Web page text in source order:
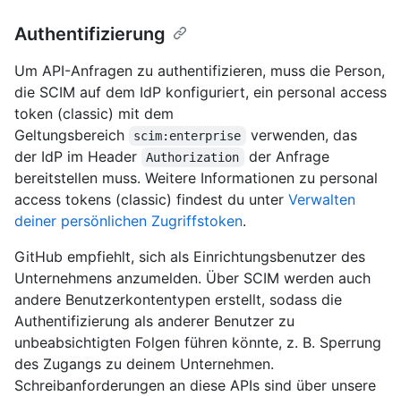
Authentifizierung
Um API-Anfragen zu authentifizieren, muss die Person,
die SCIM auf dem IdP konfiguriert, ein personal access
token (classic) mit dem
Geltungsbereich
scim:enterprise
verwenden, das
der IdP im Header
Authorization
der Anfrage
bereitstellen muss. Weitere Informationen zu personal
access tokens (classic) findest du unter Verwalten
deiner persönlichen Zugriffstoken.
GitHub empfiehlt, sich als Einrichtungsbenutzer des
Unternehmens anzumelden. Über SCIM werden auch
andere Benutzerkontentypen erstellt, sodass die
Authentifizierung als anderer Benutzer zu
unbeabsichtigten Folgen führen könnte, z. B. Sperrung
des Zugangs zu deinem Unternehmen.
Schreibanforderungen an diese APIs sind über unsere